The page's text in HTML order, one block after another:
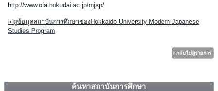
http://www.oia.hokudai.ac.jp/mjsp/
» ดูข้อมูลสถาบันการศึกษาของHokkaido University Modern Japanese
Studies Program
ค้นหาสถาบันการศึกษา